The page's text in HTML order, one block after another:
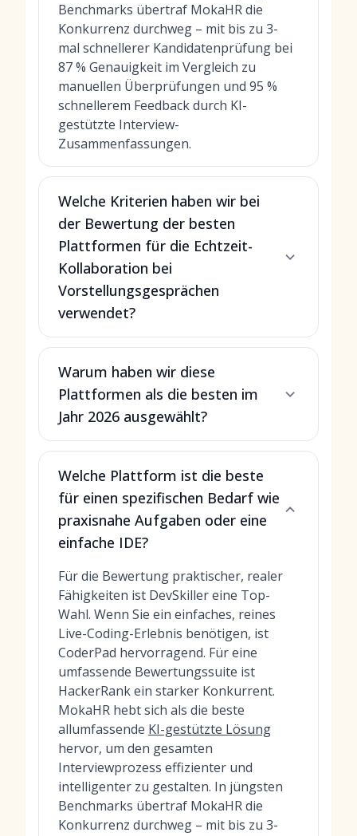
Benchmarks übertraf MokaHR die
Konkurrenz durchweg – mit bis zu 3-
mal schnellerer Kandidatenprüfung bei
87 % Genauigkeit im Vergleich zu
manuellen Überprüfungen und 95 %
schnellerem Feedback durch KI-
gestützte Interview-
Zusammenfassungen.
Welche Kriterien haben wir bei
der Bewertung der besten
Plattformen für die Echtzeit-
Kollaboration bei
Vorstellungsgesprächen
verwendet?
Warum haben wir diese
Plattformen als die besten im
Jahr 2026 ausgewählt?
Welche Plattform ist die beste
für einen spezifischen Bedarf wie
praxisnahe Aufgaben oder eine
einfache IDE?
Für die Bewertung praktischer, realer
Fähigkeiten ist DevSkiller eine Top-
Wahl. Wenn Sie ein einfaches, reines
Live-Coding-Erlebnis benötigen, ist
CoderPad hervorragend. Für eine
umfassende Bewertungssuite ist
HackerRank ein starker Konkurrent.
MokaHR hebt sich als die beste
allumfassende KI-gestützte Lösung
hervor, um den gesamten
Interviewprozess effizienter und
intelligenter zu gestalten. In jüngsten
Benchmarks übertraf MokaHR die
Konkurrenz durchweg – mit bis zu 3-